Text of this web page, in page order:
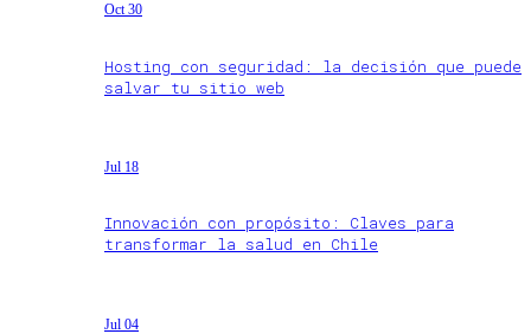
Oct 30
Hosting con seguridad: la decisión que puede
salvar tu sitio web
Jul 18
Innovación con propósito: Claves para
transformar la salud en Chile
Jul 04